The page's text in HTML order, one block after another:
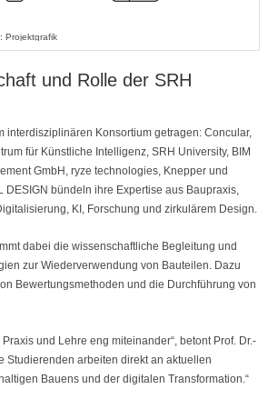
Projektgrafik
und Rolle der SRH
interdisziplinären Konsortium getragen: Concular,
für Künstliche Intelligenz, SRH University, BIM
GmbH, ryze technologies, Knepper und
DESIGN bündeln ihre Expertise aus Baupraxis,
KI, Forschung und zirkulärem Design.
dabei die wissenschaftliche Begleitung und
zur Wiederverwendung von Bauteilen. Dazu
Bewertungsmethoden und die Durchführung von
und Lehre eng miteinander“, betont Prof. Dr.-
Studierenden arbeiten direkt an aktuellen
Bauens und der digitalen Transformation.“